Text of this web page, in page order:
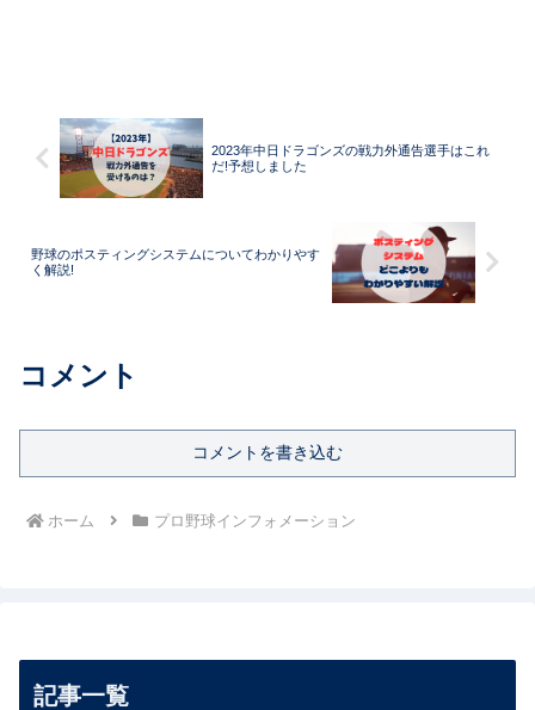
2023年中日ドラゴンズの戦力外通告選手はこれ
だ!予想しました
野球のポスティングシステムについてわかりやす
く解説!
コメント
コメントを書き込む
ホーム プロ野球インフォメーション
記事一覧